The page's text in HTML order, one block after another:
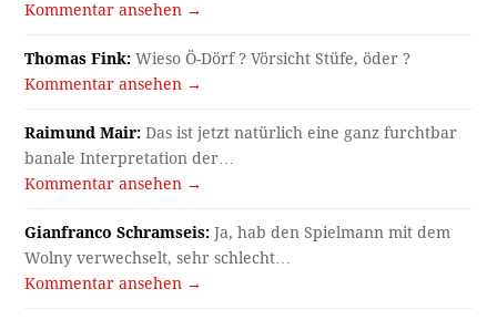
Kommentar ansehen →
Thomas Fink: Wieso Ö-Dörf ? Vörsicht Stüfe, öder ?
Kommentar ansehen →
Raimund Mair: Das ist jetzt natürlich eine ganz furchtbar
banale Interpretation der…
Kommentar ansehen →
Gianfranco Schramseis: Ja, hab den Spielmann mit dem
Wolny verwechselt, sehr schlecht…
Kommentar ansehen →